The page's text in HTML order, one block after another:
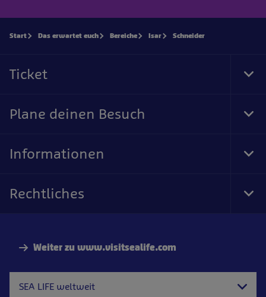
Weiter zu www.visitsealife.com
SEA LIFE weltweit
Start Das erwartet euch Bereiche Isar Schneider
Ticket
Plane deinen Besuch
Informationen
Rechtliches